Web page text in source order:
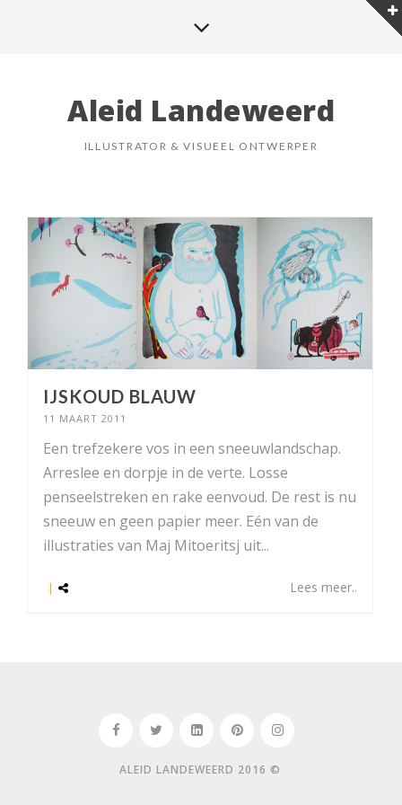
Aleid Landeweerd
ILLUSTRATOR & VISUEEL ONTWERPER
IJSKOUD BLAUW
11 MAART 2011
Een trefzekere vos in een sneeuwlandschap.
Arreslee en dorpje in de verte. Losse
penseelstreken en rake eenvoud. De rest is nu
sneeuw en geen papier meer. Eén van de
illustraties van Maj Mitoeritsj uit...
| Lees meer..
ALEID LANDEWEERD 2016 ©